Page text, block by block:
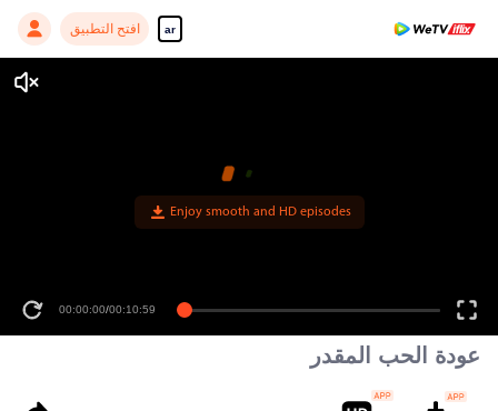
ar افتح التطبيق
Enjoy smooth and HD episodes
00:00:00/00:10:59
عودة الحب المقدر